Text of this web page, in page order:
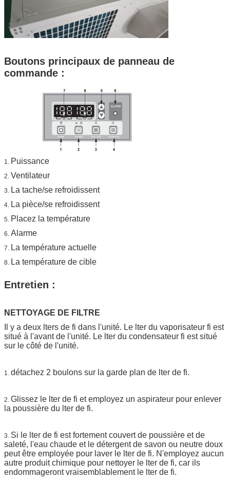
Boutons principaux de panneau de
commande :
1. Puissance
2. Ventilateur
3. La tache/se refroidissent
4. La pièce/se refroidissent
5. Placez la température
6. Alarme
7. La température actuelle
8. La température de cible
Entretien :
NETTOYAGE DE FILTRE
Il y a deux lters de fi dans l'unité. Le lter du vaporisateur fi est
situé à l'avant de l'unité. Le lter du condensateur fi est situé
sur le côté de l'unité.
1. détachez 2 boulons sur la garde plan de lter de fi.
2. Glissez le lter de fi et employez un aspirateur pour enlever
la poussière du lter de fi.
3. Si le lter de fi est fortement couvert de poussière et de
saleté, l'eau chaude et le détergent de savon ou neutre doux
peut être employée pour laver le lter de fi. N'employez aucun
autre produit chimique pour nettoyer le lter de fi, car ils
endommageront vraisemblablement le lter de fi.